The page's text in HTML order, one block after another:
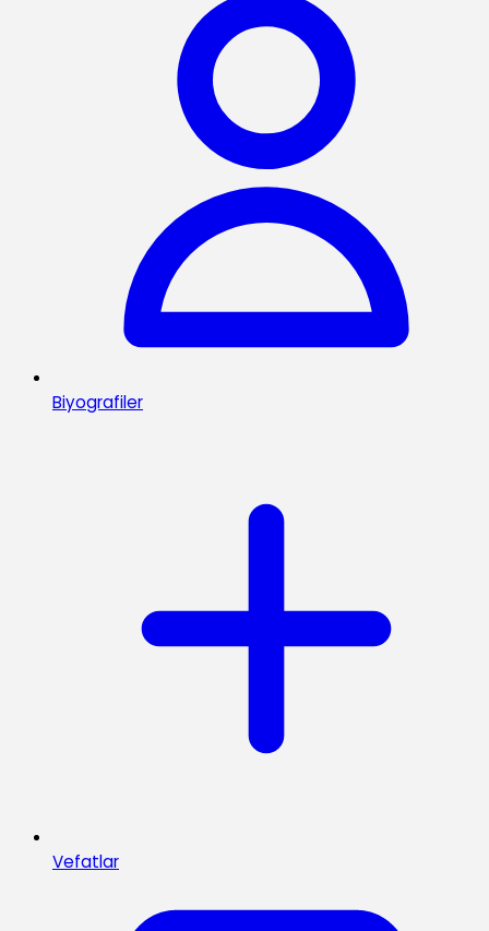
Biyografiler
Vefatlar